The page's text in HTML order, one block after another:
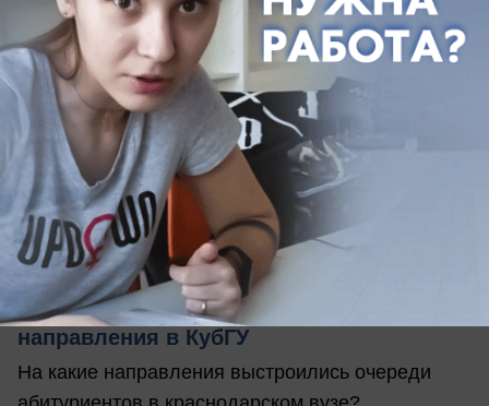
вчера в 19:12
Общество
Конкурс до 200 человек на место: стали
известны самые популярные
направления в КубГУ
На какие направления выстроились очереди